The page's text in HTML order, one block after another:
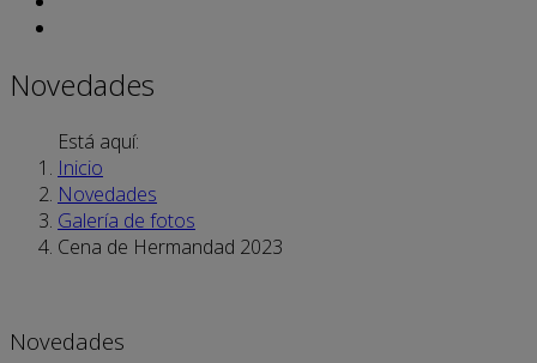
Novedades
Está aquí:
Inicio
Novedades
Galería de fotos
Cena de Hermandad 2023
Novedades